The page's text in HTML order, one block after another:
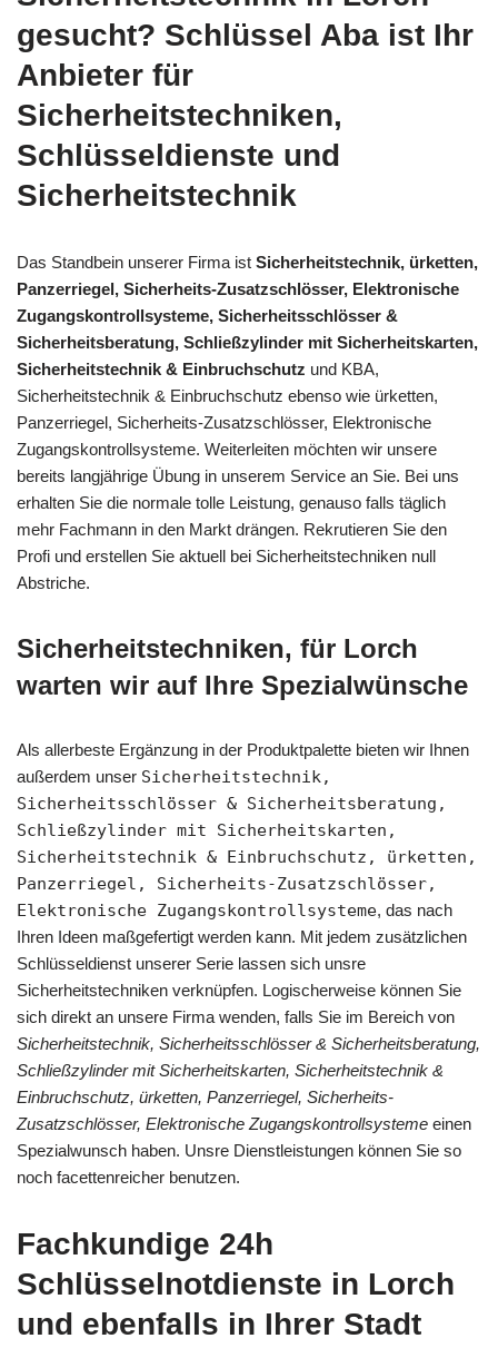
gesucht? Schlüssel Aba ist Ihr
Anbieter für
Sicherheitstechniken,
Schlüsseldienste und
Sicherheitstechnik
Das Standbein unserer Firma ist Sicherheitstechnik, ürketten,
Panzerriegel, Sicherheits-Zusatzschlösser, Elektronische
Zugangskontrollsysteme, Sicherheitsschlösser &
Sicherheitsberatung, Schließzylinder mit Sicherheitskarten,
Sicherheitstechnik & Einbruchschutz und KBA,
Sicherheitstechnik & Einbruchschutz ebenso wie ürketten,
Panzerriegel, Sicherheits-Zusatzschlösser, Elektronische
Zugangskontrollsysteme. Weiterleiten möchten wir unsere
bereits langjährige Übung in unserem Service an Sie. Bei uns
erhalten Sie die normale tolle Leistung, genauso falls täglich
mehr Fachmann in den Markt drängen. Rekrutieren Sie den
Profi und erstellen Sie aktuell bei Sicherheitstechniken null
Abstriche.
Sicherheitstechniken, für Lorch
warten wir auf Ihre Spezialwünsche
Als allerbeste Ergänzung in der Produktpalette bieten wir Ihnen
außerdem unser Sicherheitstechnik,
Sicherheitsschlösser & Sicherheitsberatung,
Schließzylinder mit Sicherheitskarten,
Sicherheitstechnik & Einbruchschutz, ürketten,
Panzerriegel, Sicherheits-Zusatzschlösser,
Elektronische Zugangskontrollsysteme, das nach
Ihren Ideen maßgefertigt werden kann. Mit jedem zusätzlichen
Schlüsseldienst unserer Serie lassen sich unsre
Sicherheitstechniken verknüpfen. Logischerweise können Sie
sich direkt an unsere Firma wenden, falls Sie im Bereich von
Sicherheitstechnik, Sicherheitsschlösser & Sicherheitsberatung,
Schließzylinder mit Sicherheitskarten, Sicherheitstechnik &
Einbruchschutz, ürketten, Panzerriegel, Sicherheits-
Zusatzschlösser, Elektronische Zugangskontrollsysteme einen
Spezialwunsch haben. Unsre Dienstleistungen können Sie so
noch facettenreicher benutzen.
Fachkundige 24h
Schlüsselnotdienste in Lorch
und ebenfalls in Ihrer Stadt